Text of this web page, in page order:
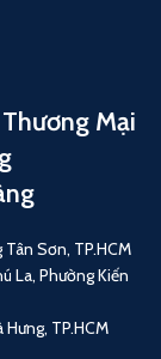
Mại
Sơn, TP.HCM
La, Phường Kiến
TP.HCM